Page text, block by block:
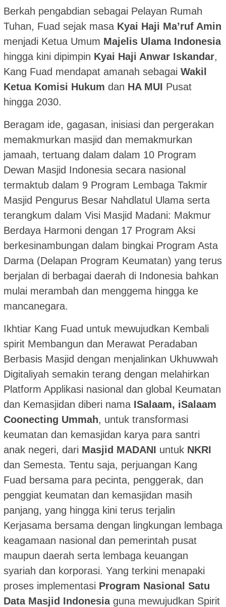
Berkah pengabdian sebagai Pelayan Rumah
Tuhan, Fuad sejak masa Kyai Haji Ma’ruf Amin
menjadi Ketua Umum Majelis Ulama Indonesia
hingga kini dipimpin Kyai Haji Anwar Iskandar,
Kang Fuad mendapat amanah sebagai Wakil
Ketua Komisi Hukum dan HA MUI Pusat
hingga 2030.
Beragam ide, gagasan, inisiasi dan pergerakan
memakmurkan masjid dan memakmurkan
jamaah, tertuang dalam dalam 10 Program
Dewan Masjid Indonesia secara nasional
termaktub dalam 9 Program Lembaga Takmir
Masjid Pengurus Besar Nahdlatul Ulama serta
terangkum dalam Visi Masjid Madani: Makmur
Berdaya Harmoni dengan 17 Program Aksi
berkesinambungan dalam bingkai Program Asta
Darma (Delapan Program Keumatan) yang terus
berjalan di berbagai daerah di Indonesia bahkan
mulai merambah dan menggema hingga ke
mancanegara.
Ikhtiar Kang Fuad untuk mewujudkan Kembali
spirit Membangun dan Merawat Peradaban
Berbasis Masjid dengan menjalinkan Ukhuwwah
Digitaliyah semakin terang dengan melahirkan
Platform Applikasi nasional dan global Keumatan
dan Kemasjidan diberi nama ISalaam, iSalaam
Coonecting Ummah, untuk transformasi
keumatan dan kemasjidan karya para santri
anak negeri, dari Masjid MADANI untuk NKRI
dan Semesta. Tentu saja, perjuangan Kang
Fuad bersama para pecinta, penggerak, dan
penggiat keumatan dan kemasjidan masih
panjang, yang hingga kini terus terjalin
Kerjasama bersama dengan lingkungan lembaga
keagamaan nasional dan pemerintah pusat
maupun daerah serta lembaga keuangan
syariah dan korporasi. Yang terkini menapaki
proses implementasi Program Nasional Satu
Data Masjid Indonesiaguna mewujudkan Spirit